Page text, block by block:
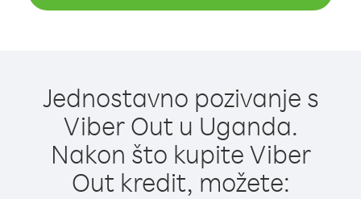
Jednostavno pozivanje s
Viber Out u Uganda.
Nakon što kupite Viber
Out kredit, možete: